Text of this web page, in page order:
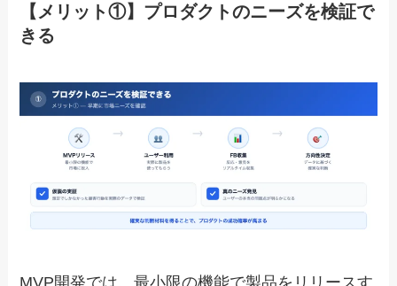
【メリット①】プロダクトのニーズを検証で
きる